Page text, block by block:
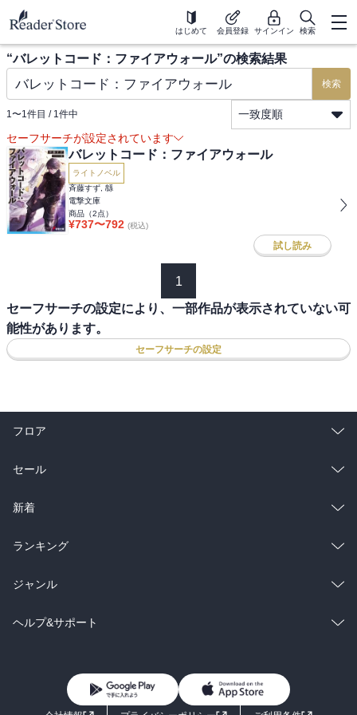
はじめて 会員登録 サインイン 検索
“バレットコード：ファイアウォール”の検索結果
検索
1〜1件目 / 1件中
一致度順
セーフサーチが設定されています
バレットコード：ファイアウォール
ライトノベル
斉藤すず, 緜
電撃文庫
商品（2点）
¥737〜792 (税込)
試し読み
1
セーフサーチの設定により、一部作品が表示されていない可
能性があります。
セーフサーチの設定
フロア
総合
ラノベ
雑誌・グラビア
BL・TL
セール
総合
ラノベ
雑誌・グラビア
BL・TL
新着
総合
ラノベ
雑誌・グラビア
ランキング
総合
ラノベ
ジャンル
コミック
ライトノベル 男子向けラノベ
ヘルプ&サポート
よくあるご質問
お問い合わせ